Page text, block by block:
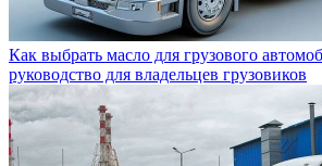
Как выбрать масло для грузового
руководство для владельцев грузовиков